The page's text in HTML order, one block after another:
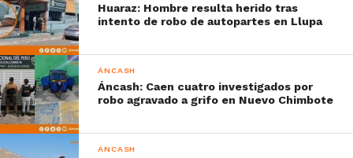
Huaraz: Hombre resulta herido tras
intento de robo de autopartes en Llupa
ÁNCASH
Áncash: Caen cuatro investigados por
robo agravado a grifo en Nuevo Chimbote
ÁNCASH